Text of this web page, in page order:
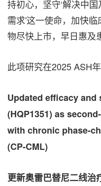
持初心，坚守‘解决中
需求'这一使命，加快
物尽快上市，早日惠及
此项研究在2025 ASH
Updated efficacy
(HQP1351) as
with chronic phase-
(CP-CML)
更新奥雷巴替尼二线治